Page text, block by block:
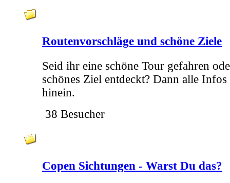
Routenvorschläge und schöne Ziele
Seid ihr eine schöne Tour gefahren
schönes Ziel entdeckt? Dann alle
hinein.
38 Besucher
Copen Sichtungen - Warst Du das?